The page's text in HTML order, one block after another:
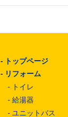
- トップページ
- リフォーム
- トイレ
-給湯器
-ユニットバス